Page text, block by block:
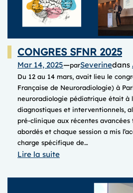
CONGRES SFNR 2025
Mar 14, 2025—parSeverinedans
Du 12 au 14 mars, avait lieu le
Française de Neuroradiologie) à
neuroradiologie pédiatrique était à
diagnostiques et interventionnels,
pré-clinique aux récentes
abordés et chaque session a mis
charge spécifique de…
Lire la suite:
SFNR